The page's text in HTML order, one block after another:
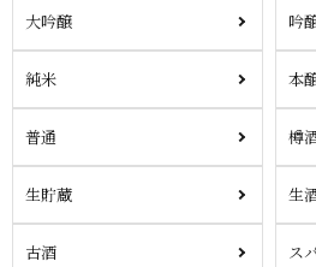
大吟醸 吟
純米 本
普通 樽
生貯蔵 生
古酒 ス